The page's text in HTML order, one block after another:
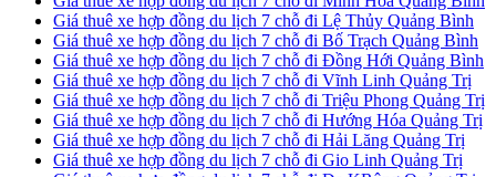
Giá thuê xe hợp đồng du lịch 7 chỗ đi Lệ Thủy Quảng Bình
Giá thuê xe hợp đồng du lịch 7 chỗ đi Bố Trạch Quảng Bình
Giá thuê xe hợp đồng du lịch 7 chỗ đi Đồng Hới Quảng Bình
Giá thuê xe hợp đồng du lịch 7 chỗ đi Vĩnh Linh Quảng Trị
Giá thuê xe hợp đồng du lịch 7 chỗ đi Triệu Phong Quảng Trị
Giá thuê xe hợp đồng du lịch 7 chỗ đi Hướng Hóa Quảng Trị
Giá thuê xe hợp đồng du lịch 7 chỗ đi Hải Lăng Quảng Trị
Giá thuê xe hợp đồng du lịch 7 chỗ đi Gio Linh Quảng Trị